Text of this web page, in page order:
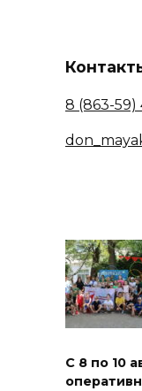
8 (863-59)
С 8 по 10